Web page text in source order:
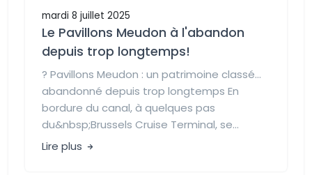
mardi 8 juillet 2025
Le Pavillons Meudon à l'abandon
depuis trop longtemps!
?️ Pavillons Meudon : un patrimoine classé…
abandonné depuis trop longtemps En
bordure du canal, à quelques pas
du&nbsp;Brussels Cruise Terminal, se...
Lire plus